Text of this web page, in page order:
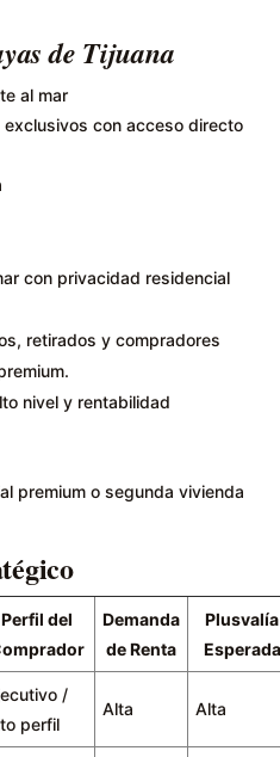
de Tijuana
al mar
exclusivos con acceso directo
con privacidad residencial
retirados y compradores
nivel y rentabilidad
premium o segunda vivienda
Perfil del
Demanda
de Renta
Plusvalía
Esperada
/
perfil
Alta Alta